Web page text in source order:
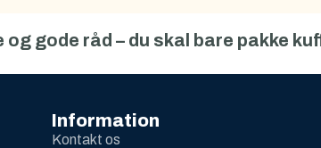
gode råd – du skal bare pakke
Information
Kontakt os